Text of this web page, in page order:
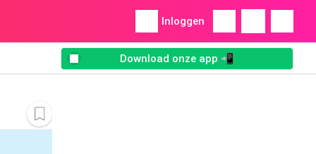
Inloggen
Download onze app 📲